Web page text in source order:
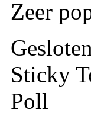
Zeer
Sticky
Poll